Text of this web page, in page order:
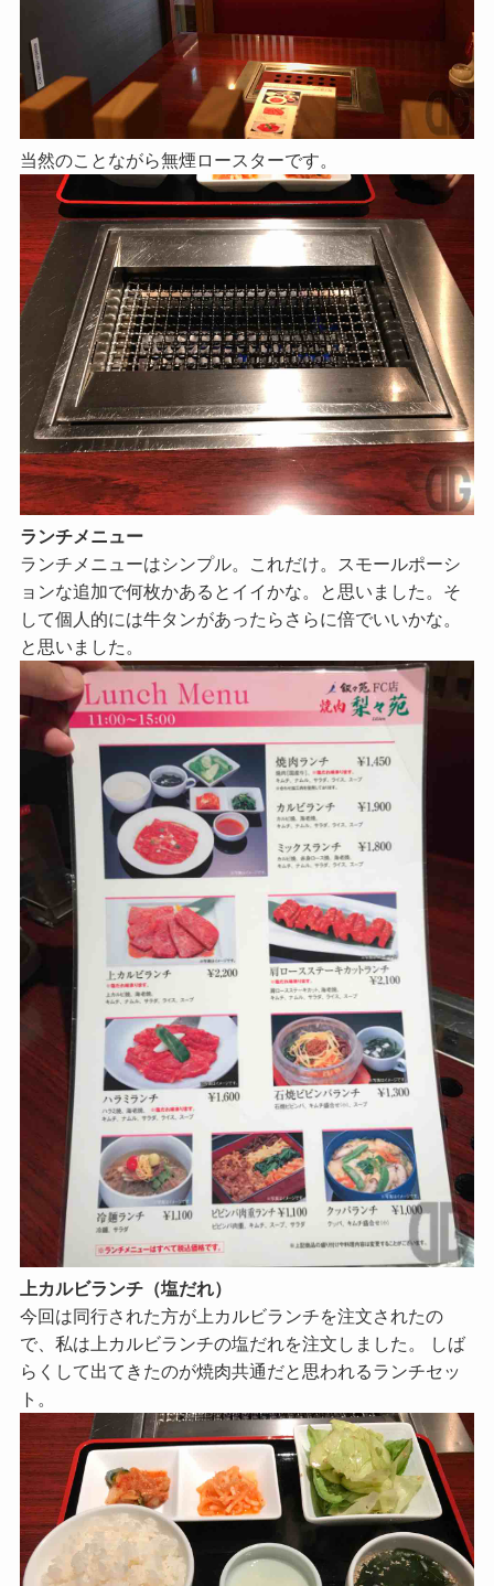
当然のことながら無煙ロースターです。
ランチメニュー
ランチメニューはシンプル。これだけ。スモールポーシ
ョンな追加で何枚かあるとイイかな。と思いました。そ
して個人的には牛タンがあったらさらに倍でいいかな。
と思いました。
上カルビランチ（塩だれ）
今回は同行された方が上カルビランチを注文されたの
で、私は上カルビランチの塩だれを注文しました。 しば
らくして出てきたのが焼肉共通だと思われるランチセッ
ト。